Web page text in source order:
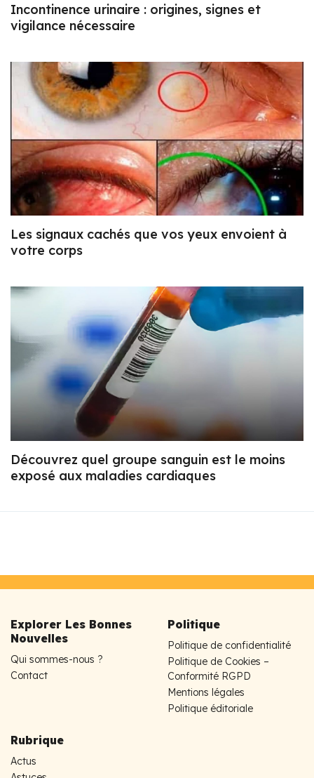
Incontinence urinaire : origines, signes et
vigilance nécessaire
Les signaux cachés que vos yeux envoient à
votre corps
Découvrez quel groupe sanguin est le moins
exposé aux maladies cardiaques
Explorer Les Bonnes
Nouvelles
Qui sommes-nous ?
Contact
Politique
Politique de confidentialité
Politique de Cookies –
Conformité RGPD
Mentions légales
Politique éditoriale
Rubrique
Actus